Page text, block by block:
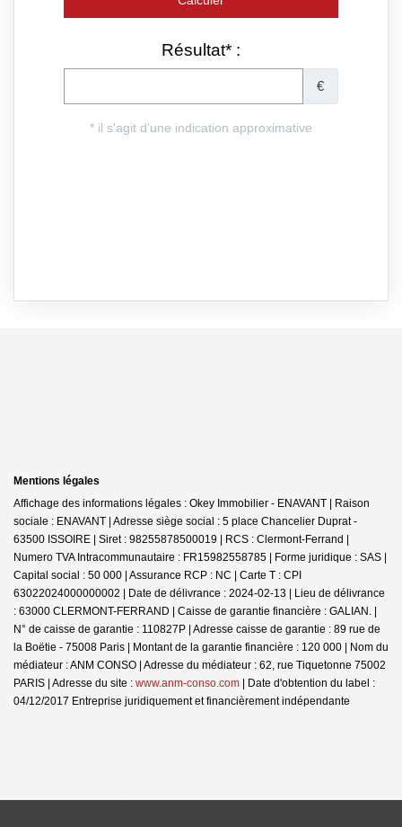
Mentions légales
Affichage des informations légales : Okey Immobilier - ENAVANT | Raison
sociale : ENAVANT | Adresse siège social : 5 place Chancelier Duprat -
63500 ISSOIRE | Siret : 98255878500019 | RCS : Clermont-Ferrand |
Numero TVA Intracommunautaire : FR15982558785 | Forme juridique : SAS |
Capital social : 50 000 | Assurance RCP : NC | Carte T : CPI
63022024000000002 | Date de délivrance : 2024-02-13 | Lieu de délivrance
: 63000 CLERMONT-FERRAND | Caisse de garantie financière : GALIAN. |
N° de caisse de garantie : 110827P | Adresse caisse de garantie : 89 rue de
la Boëtie - 75008 Paris | Montant de la garantie financière : 120 000 | Nom du
médiateur : ANM CONSO | Adresse du médiateur : 62, rue Tiquetonne 75002
PARIS | Adresse du site : www.anm-conso.com | Date d'obtention du label :
04/12/2017 Entreprise juridiquement et financièrement indépendante